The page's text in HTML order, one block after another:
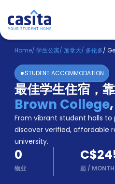
Home ZH CAD
登
入
Booking
Accommodation
About
us
Blog
Refer
And
Earn
Become
Home/ 学生公寓/ 加拿大/ 多伦多/
STUDENT ACCOMMODATION
最佳学生住宿，
Brown College,
From vibrant student halls
discover verified, affordable
university.
0
物业 起 / MONTH